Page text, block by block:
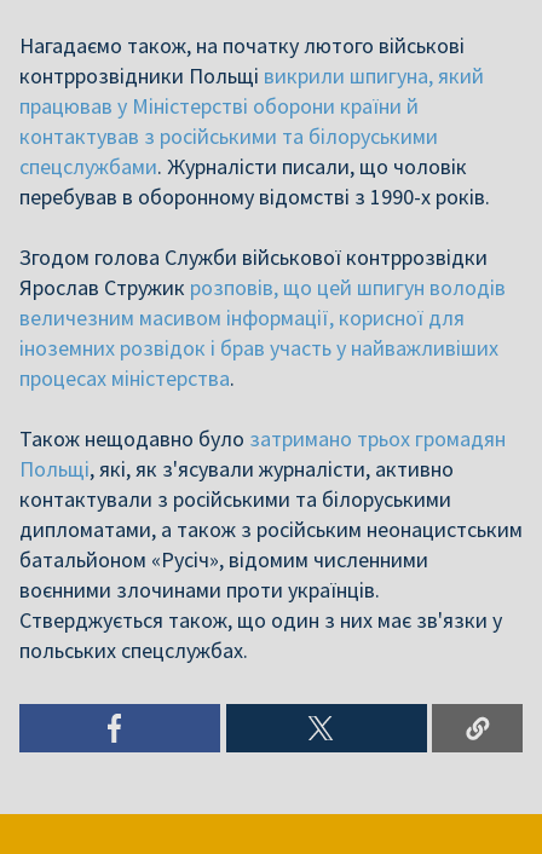
Нагадаємо також, на початку лютого військові
контррозвідники Польщі викрили шпигуна, який
працював у Міністерстві оборони країни й
контактував з російськими та білоруськими
спецслужбами. Журналісти писали, що чоловік
перебував в оборонному відомстві з 1990-х років.
Згодом голова Служби військової контррозвідки
Ярослав Стружик розповів, що цей шпигун володів
величезним масивом інформації, корисної для
іноземних розвідок і брав участь у найважливіших
процесах міністерства.
Також нещодавно було затримано трьох громадян
Польщі, які, як з'ясували журналісти, активно
контактували з російськими та білоруськими
дипломатами, а також з російським неонацистським
батальйоном «Русіч», відомим численними
воєнними злочинами проти українців.
Стверджується також, що один з них має зв'язки у
польських спецслужбах.